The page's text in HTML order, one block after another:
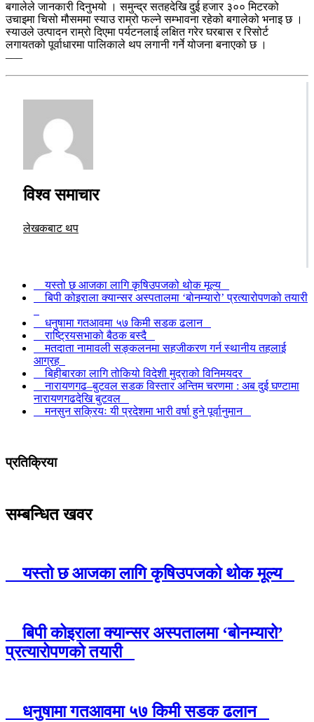
बगालेले जानकारी दिनुभयो । समुन्द्र सतहदेखि दुई हजार ३०० मिटरको
उचाइमा चिसो मौसममा स्याउ राम्रो फल्ने सम्भावना रहेको बगालेको भनाइ छ ।
स्याउले उत्पादन राम्रो दिएमा पर्यटनलाई लक्षित गरेर घरबास र रिसोर्ट
लगायतको पूर्वाधारमा पालिकाले थप लगानी गर्ने योजना बनाएको छ ।
–––
विश्व समाचार
लेखकबाट थप
यस्तो छ आजका लागि कृषिउपजको थोक मूल्य
बिपी कोइराला क्यान्सर अस्पतालमा ‘बोनम्यारो’ प्रत्यारोपणको तयारी
धनुषामा गतआवमा ५७ किमी सडक ढलान
राष्ट्रियसभाको बैठक बस्दै
मतदाता नामावली सङ्कलनमा सहजीकरण गर्न स्थानीय तहलाई
आग्रह
बिहीबारका लागि तोकियो विदेशी मुद्राको विनिमयदर
नारायणगढ–बुटवल सडक विस्तार अन्तिम चरणमा : अब दुई घण्टामा
नारायणगढदेखि बुटवल
मनसुन सक्रियः यी प्रदेशमा भारी वर्षा हुने पूर्वानुमान
प्रतिक्रिया
सम्बन्धित खवर
यस्तो छ आजका लागि कृषिउपजको थोक मूल्य
बिपी कोइराला क्यान्सर अस्पतालमा ‘बोनम्यारो’
प्रत्यारोपणको तयारी
धनुषामा गतआवमा ५७ किमी सडक ढलान